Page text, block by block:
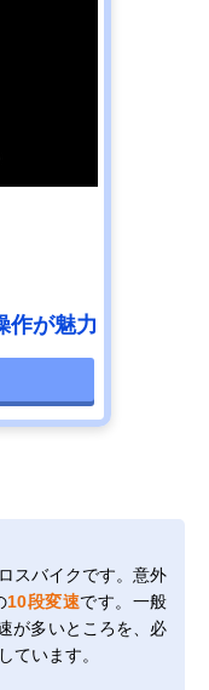
作が魅力
スバイクです。意外
10段変速です。一般
が多いところを、必
ています。